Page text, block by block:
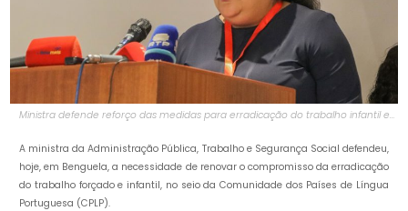
Ministra defende reforço das medidas para erradicação do trabalho infantil e
A ministra da Administração Pública, Trabalho e Segurança Social defendeu,
hoje, em Benguela, a necessidade de renovar o compromisso da erradicação
do trabalho forçado e infantil, no seio da Comunidade dos Países de Língua
Portuguesa (CPLP).